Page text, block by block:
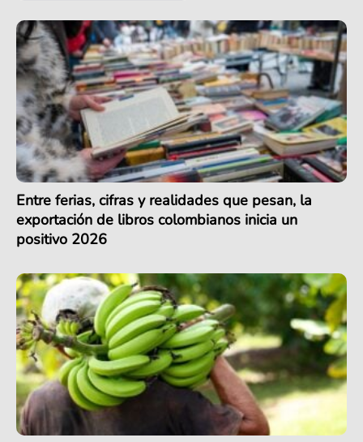
Entre ferias, cifras y realidades que pesan, la
exportación de libros colombianos inicia un
positivo 2026